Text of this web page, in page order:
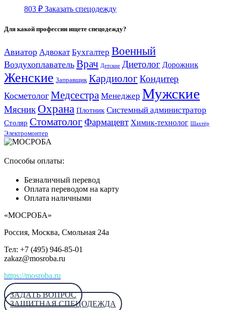
803 ₽ Заказать спецодежду
Для какой профессии ищете спецодежду?
Авиатор Адвокат Бухгалтер Военный
Воздухоплаватель Врач Детские Диетолог Дорожник
Женские Заправщик Кардиолог Кондитер
Косметолог Медсестра Менеджер Мужские
Мясник Охрана Плотник Системный администратор
Столяр Стоматолог Фармацевт Химик-технолог Шахтёр
Электромонтер
Способы оплаты:
Безналичный перевод
Оплата переводом на карту
Оплата наличными
«МОСРОБА»
Россия, Москва, Смольная 24а
Тел: +7 (495) 946-85-01
zakaz@mosroba.ru
https://mosroba.ru
ЗАДАТЬ ВОПРОС
ЗАЩИТНАЯ СПЕЦОДЕЖДА